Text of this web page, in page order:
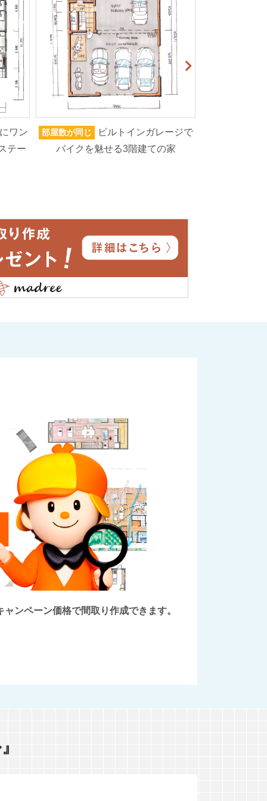
ワン
テー
部屋数が同じ
ビルトインガレージで
バイクを魅せる3階建ての家
ンペーン価格で間取り作成できます。